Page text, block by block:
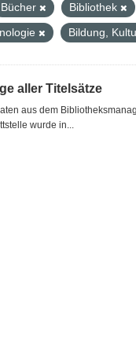
Bücher Bibliothek
Bildung,
aller Titelsätze
aus dem
wurde in...